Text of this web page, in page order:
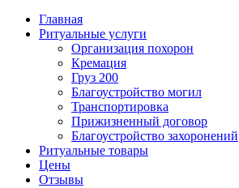
Главная
Ритуальные услуги
Организация похорон
Кремация
Груз 200
Благоустройство могил
Транспортировка
Прижизненный договор
Благоустройство захоронений
Ритуальные товары
Цены
Отзывы